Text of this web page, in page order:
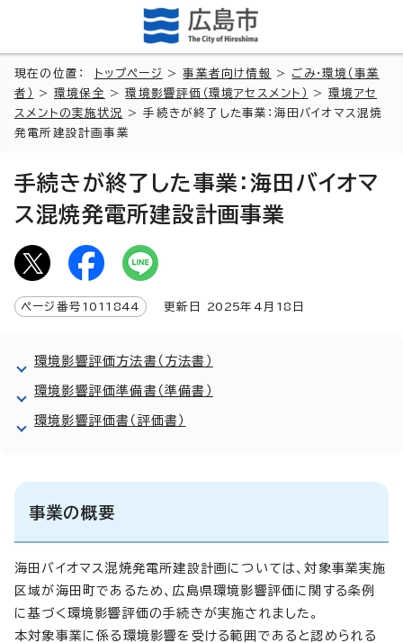
現在の位置： トップページ >事業者向け情報 > ごみ・環境（事業
者）
>環境保全 >環境影響評価（環境アセスメント） >環境アセ
スメントの実施状況
> 手続きが終了した事業：海田バイオマス混焼
発電所建設計画事業
手続きが終了した事業：海田バイオマ
ス混焼発電所建設計画事業
ページ番号 1011844 更新日 2025年4月 18 日
環境影響評価方法書（方法書）
環境影響評価準備書（準備書）
環境影響評価書（評価書）
事業の概要
海田バイオマス混焼発電所建設計画については、対象事業実施
区域が海田町であるため、広島県環境影響評価に関する条例
に基づく環境影響評価の手続きが実施されました。
本対象事業に係る環境影響を受ける範囲であると認められる